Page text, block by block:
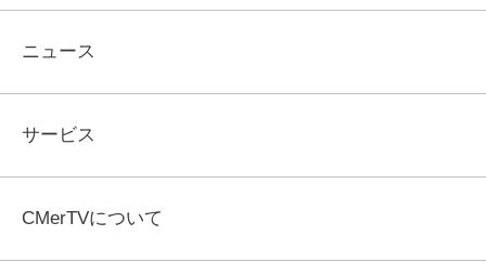
ニュース
サービス
CMerTVについて